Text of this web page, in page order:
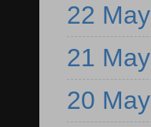
22 May
21 May
20 May